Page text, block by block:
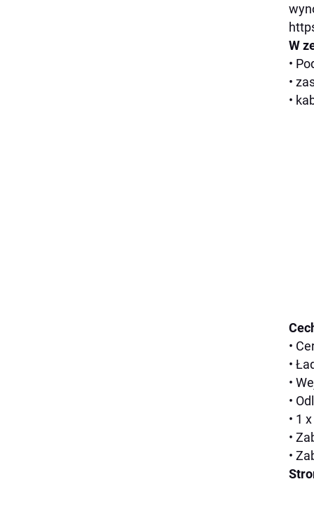
W
•
•
•
•
•
•
•
• 1
•
•